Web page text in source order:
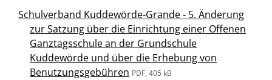
Schulverband Kuddewörde-Grande - 5. Änderung
zur Satzung über die Einrichtung einer Offenen
Ganztagsschule an der Grundschule
Kuddewörde und über die Erhebung von
Benutzungsgebühren PDF, 405 kB